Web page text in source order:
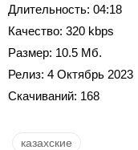
Длительность: 04:18
Качество: 320 kbps
Размер: 10.5 Мб.
Релиз: 4 Октябрь 2023
Скачиваний: 168
казахские